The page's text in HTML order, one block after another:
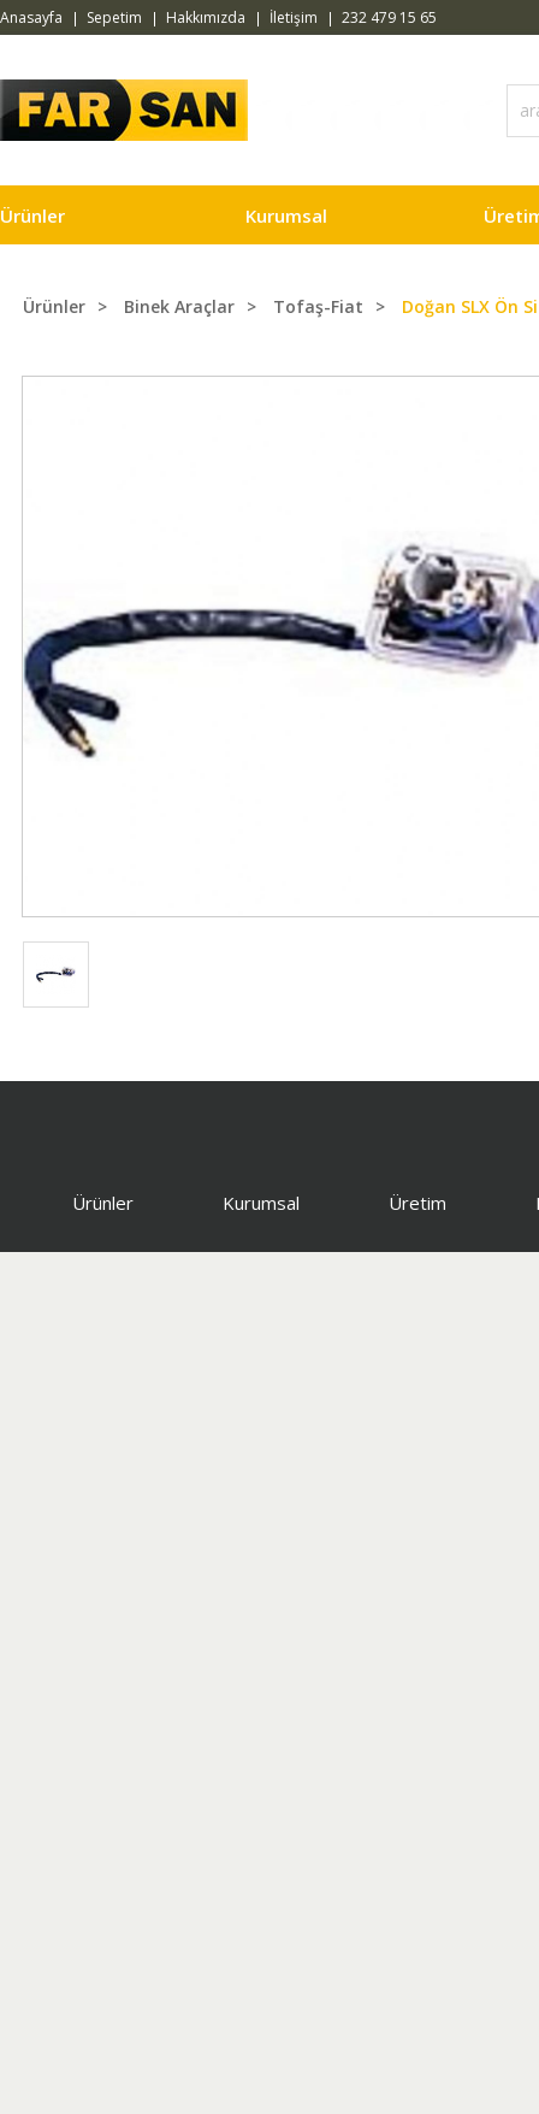
Anasayfa Sepetim Hakkımızda İletişim 232 479 15 65
Ürünler Kurumsal
Ürünler Binek Araçlar Tofaş-Fiat Doğan SLX Ön
Ürünler Kurumsal Üretim